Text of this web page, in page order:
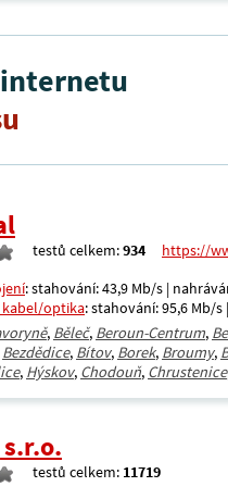
testů celkem:934
https://
: stahování: 43,9 Mb/s |
kabel/optika: stahování: 95,6 Mb/
, Běleč, Beroun-Centrum,
Bezdědice, Bítov, Borek, Broumy,
, Hýskov, Chodouň, Chrustenice
s.r.o.
testů celkem: 11719